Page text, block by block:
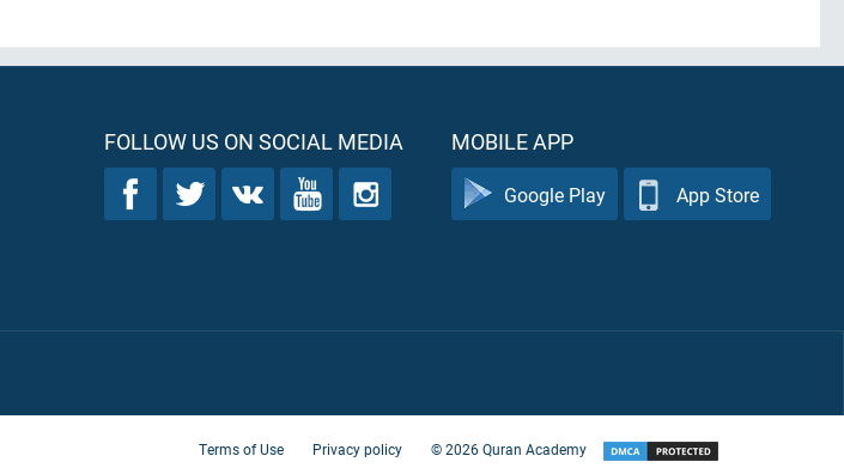
FOLLOW US ON SOCIAL MEDIA MOBILE APP
Google Play App Store
Terms of Use Privacy policy ©2026Quran Academy